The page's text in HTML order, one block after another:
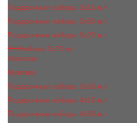
Подарочные наборы 3х15 мл
Подарочные наборы 3x50 мл
Подарочные наборы 3x20 мл
Наборы 3х20 мл
Женские
Мужские
Подарочные наборы 3х30 мл
Подарочные наборы 4x15 мл
Подарочные наборы 4x30 мл